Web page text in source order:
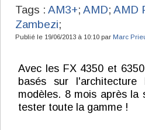
Tags : AM3+; AMD; AMD
Zambezi;
Publié le 19/06/2013 à 10:10 par Marc
Avec les FX 4350 et
basés sur
modèles. 8 mois après la
tester toute la gamme !